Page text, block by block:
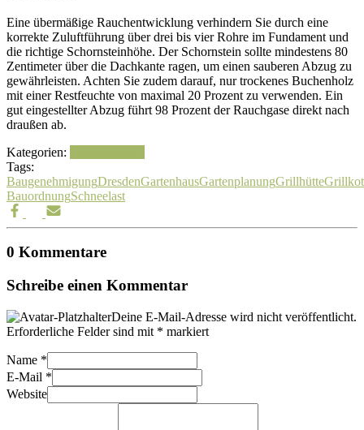
Eine übermäßige Rauchentwicklung verhindern Sie durch eine
korrekte Zuluftführung über drei bis vier Rohre im Fundament und
die richtige Schornsteinhöhe. Der Schornstein sollte mindestens 80
Zentimeter über die Dachkante ragen, um einen sauberen Abzug zu
gewährleisten. Achten Sie zudem darauf, nur trockenes Buchenholz
mit einer Restfeuchte von maximal 20 Prozent zu verwenden. Ein
gut eingestellter Abzug führt 98 Prozent der Rauchgase direkt nach
draußen ab.
Kategorien:
Tags:
BaugenehmigungDresdenGartenhausGartenplanungGrillhütte
BauordnungSchneelast
0 Kommentare
Schreibe einen Kommentar
Deine E-Mail-Adresse wird nicht veröffentlicht.
Erforderliche Felder sind mit * markiert
Name *
E-Mail *
Website